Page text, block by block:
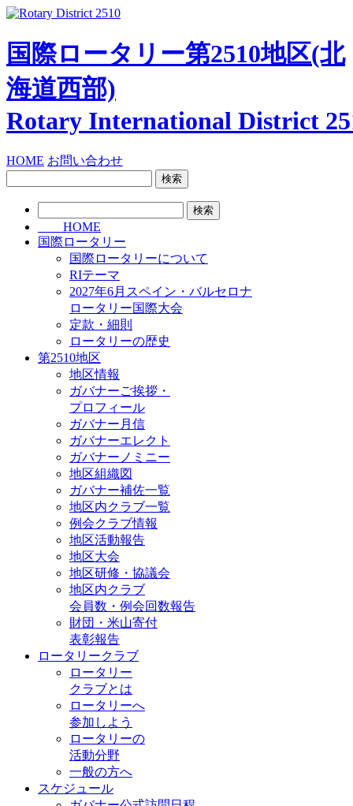
国際ロータリー第2510地区(北
海道西部)
Rotary International District
HOME お問い合わせ
HOME
国際ロータリー
国際ロータリーについて
RIテーマ
2027年6月スペイン・バルセロナ
ロータリー国際大会
定款・細則
ロータリーの歴史
第2510地区
地区情報
ガバナーご挨拶・
プロフィール
ガバナー月信
ガバナーエレクト
ガバナーノミニー
地区組織図
ガバナー補佐一覧
地区内クラブ一覧
例会クラブ情報
地区活動報告
地区大会
地区研修・協議会
地区内クラブ
会員数・例会回数報告
財団・米山寄付
表彰報告
ロータリークラブ
ロータリー
クラブとは
ロータリーへ
参加しよう
ロータリーの
活動分野
一般の方へ
スケジュール